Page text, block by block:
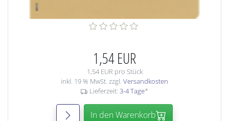
1,54 EUR
1,54 EUR pro Stück
inkl. 19 % MwSt. zzgl. Versandkosten
Lieferzeit: 3-4 Tage*
In den Warenkorb